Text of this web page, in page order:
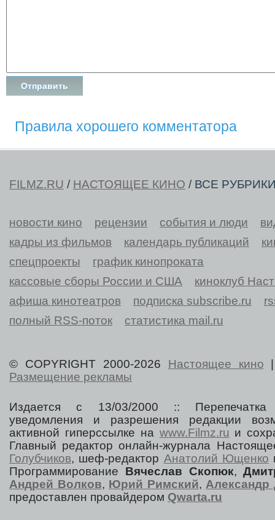
Правила хорошего комментатора
FILMZ.RU / НАСТОЯЩЕЕ КИНО / ВСЕ
новости кино рецензии события и люди
кадры из фильмов
календарь публикаций
спецпроекты
график кинопроката
кассовые сборы России и США
киноклуб
афиша кинотеатров
подписка subscribe.ru
полный RSS-поток
статистика mail.ru
© COPYRIGHT 2000-2026 Настоящее кино
Размещение рекламы
Издается с 13/03/2000 :: Перепечатка
уведомления и разрешения редакции
активной гиперссылке на www.Filmz.ru и
Главный редактор онлайн-журнала
Голубчиков, шеф-редактор Анатолий Ющенко
Программирование Вячеслав Скопюк,
Андрей Волков, Юрий Римский,Александр
предоставлен провайдером Qwarta.ru